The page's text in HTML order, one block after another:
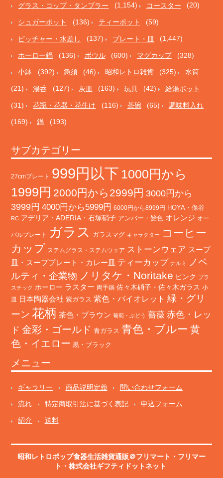
グラス・コップ・タンブラー (1,154) コースター (20)
シュガーポット (136) ティーポット (59)
ピッチャー・水差し (137) プレート・皿 (1,447)
ホーロー鍋 (136) ボウル (600) マグカップ (328)
小鉢 (392) 急須 (46) 昭和レトロ雑貨 (325) 水筒
(21) 湯呑 (127) 灰皿 (163) 玩具 (42) 給湯ポット
(31) 花瓶・花器・花生け (116) 茶碗 (65) 調味料入れ
(169) 鍋 (193)
サブカテゴリー
27cmプレート 999円以下 1000円から
1999円 2000円から2999円 3000円から
3999円 4000円から5999円 6000円から8999円 HOYA・保谷
RC アデリア・ADERIA・石塚硝子 アンバー・飴色 オレンジ オー
バルプレート ガラス ガラスマグ キャラクター
コーヒー
カップ ステムグラス・ステムウェア ストーンウェア スープ
皿・スーププレート・カレー皿 ティーカップ ナルミ
ノベ
ルティ・企業物 ノリタケ・Noritake ピンク プラ
スチック ホーロー ラスター 両手鍋 佐々木硝子・佐々木ガラス 小
皿
日本陶器会社 紫ガラス 紫色・バイオレット 緑・グリ
ーン 花柄 茶色・ブラウン 葡萄・ぶどう 薔薇 赤色・レッ
ド 金彩・ゴールド 青ガラス 青色・ブルー 黄
色・イエロー 黒・ブラック
メニュー
ギャラリー 商品説明定義 問い合わせフォーム
流れ 特定商取引法に基づく表記 申込フォーム
紹介 送料
昭和レトロポップ食器生活雑貨通販＠フリマート ・ フリマー
ト ・株式会社ギフティドットネット